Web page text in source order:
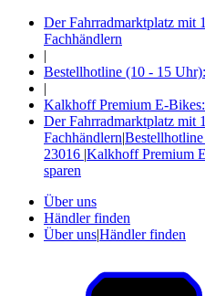
Der Fahrradmarktplatz mit
Fachhändlern
|
Bestellhotline (10 - 15
|
Kalkhoff Premium E-
Der Fahrradmarktplatz mit
Fachhändlern|
23016 |Kalkhoff Premium
sparen
Über uns
Händler finden
Über uns|Händler finden